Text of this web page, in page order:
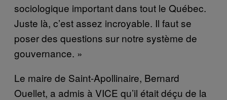
sociologique important dans tout le Québec.
Juste là, c’est assez incroyable. Il faut se
poser des questions sur notre système de
gouvernance. »
Le maire de Saint-Apollinaire, Bernard
Ouellet, a admis à VICE qu’il était déçu de la